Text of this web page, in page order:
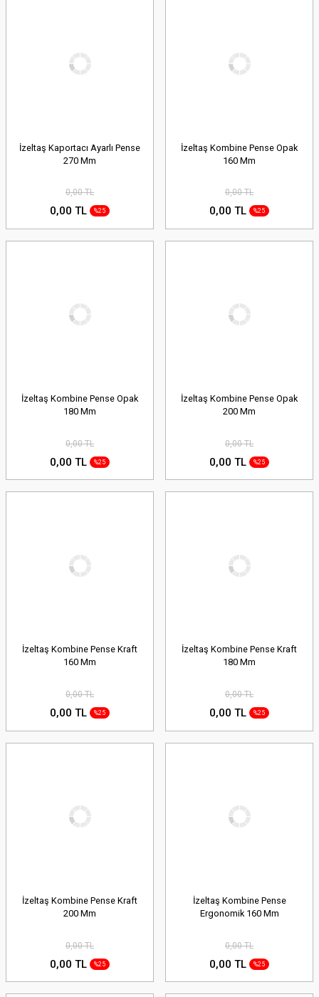
İzeltaş Kaportacı Ayarlı Pense
270 Mm
0,00 TL
0,00 TL %25
İzeltaş Kombine Pense Opak
160 Mm
0,00 TL
0,00 TL %25
İzeltaş Kombine Pense Opak
180 Mm
0,00 TL
0,00 TL %25
İzeltaş Kombine Pense Opak
200 Mm
0,00 TL
0,00 TL %25
İzeltaş Kombine Pense Kraft
160 Mm
0,00 TL
0,00 TL %25
İzeltaş Kombine Pense Kraft
180 Mm
0,00 TL
0,00 TL %25
İzeltaş Kombine Pense Kraft
200 Mm
0,00 TL
0,00 TL %25
İzeltaş Kombine Pense
Ergonomik 160 Mm
0,00 TL
0,00 TL %25